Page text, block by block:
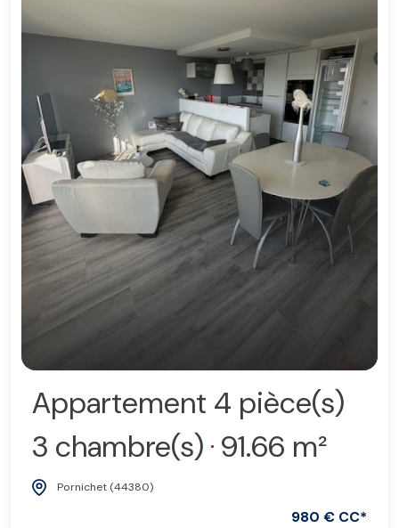
Appartement 4 pièce(s)
3 chambre(s) 91.66 m²
Pornichet (44380)
980 € CC*